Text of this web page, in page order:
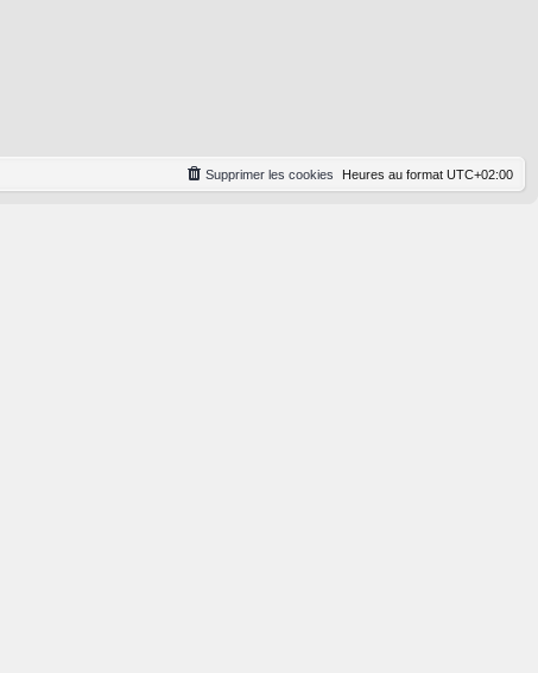
Heures au format UTC+02:00
Supprimer les cookies